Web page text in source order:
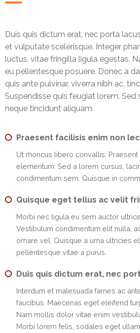
Duis quis dictum erat, nec porta
et vulputate scelerisque. Integer
luctus, vitae fringilla ligula egestas.
eu pellentesque posuere. Donec a
quis ante pulvinar, viverra nibh ac,
Suspendisse quis feugiat lorem. Sed
neque tincidunt aliquam.
Praesent facilisis enim non
Ut rhoncus libero convallis.
elementum. Sed a lorem cursus,
condimentum sem. Quisque in
Quisque eget tellus ac velit
Morbi nec ligula eu sem auctor
Vestibulum condimentum elit nulla,
ornare vel. Quisque a urna ultricies
pellentesque vitae a purus.
Duis quis dictum erat, nec
Interdum et malesuada fames ac
faucibus. Maecenas eget eleifend
Nam mollis dolor vitae enim
Morbi lorem felis, sodales eget
Updates
DEAF
Accounts
Financial
Growth
Calculator
Gallery
Annual
Report
Complaint
Contact